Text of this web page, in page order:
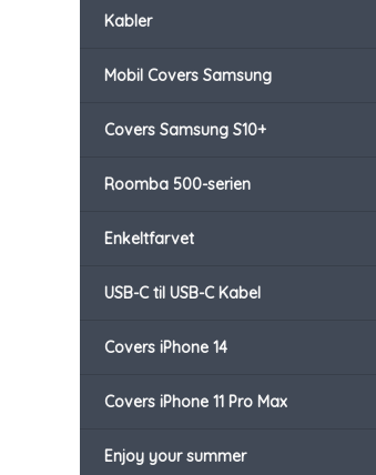
Kabler
Mobil Covers Samsung
Covers Samsung S10+
Roomba 500-serien
Enkeltfarvet
USB-C til USB-C Kabel
Covers iPhone 14
Covers iPhone 11 Pro Max
Enjoy your summer